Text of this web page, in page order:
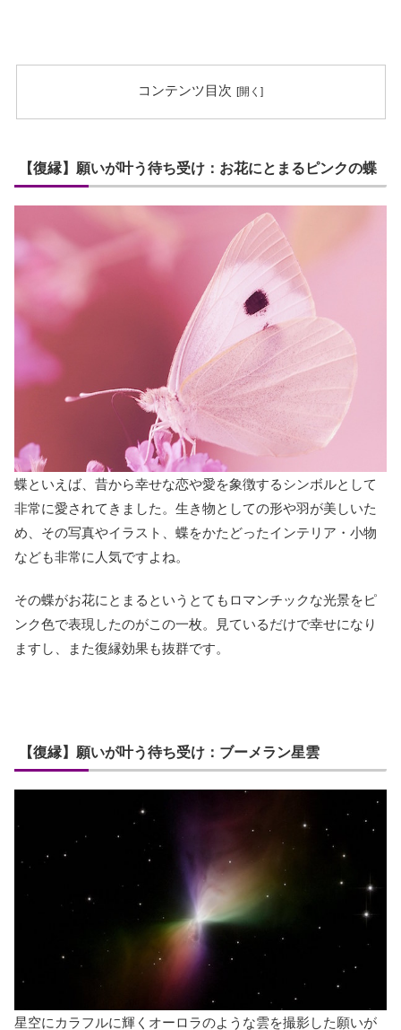
コンテンツ目次
【復縁】願いが叶う待ち受け：お花にとまるピンクの蝶
蝶といえば、昔から幸せな恋や愛を象徴するシンボルとして
非常に愛されてきました。生き物としての形や羽が美しいた
め、その写真やイラスト、蝶をかたどったインテリア・小物
なども非常に人気ですよね。
その蝶がお花にとまるというとてもロマンチックな光景をピ
ンク色で表現したのがこの一枚。見ているだけで幸せになり
ますし、また復縁効果も抜群です。
【復縁】願いが叶う待ち受け：ブーメラン星雲
星空にカラフルに輝くオーロラのような雲を撮影した願いが